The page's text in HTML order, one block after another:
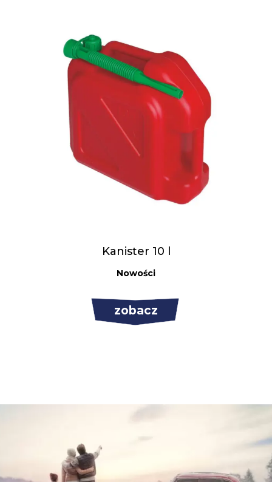
Kanister 10 l
Nowości
zobacz